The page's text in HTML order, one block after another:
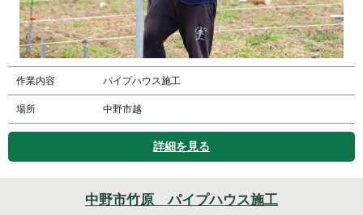
作業内容 パイプハウス施工
場所 中野市越
詳細を見る
中野市竹原 パイプハウス施工